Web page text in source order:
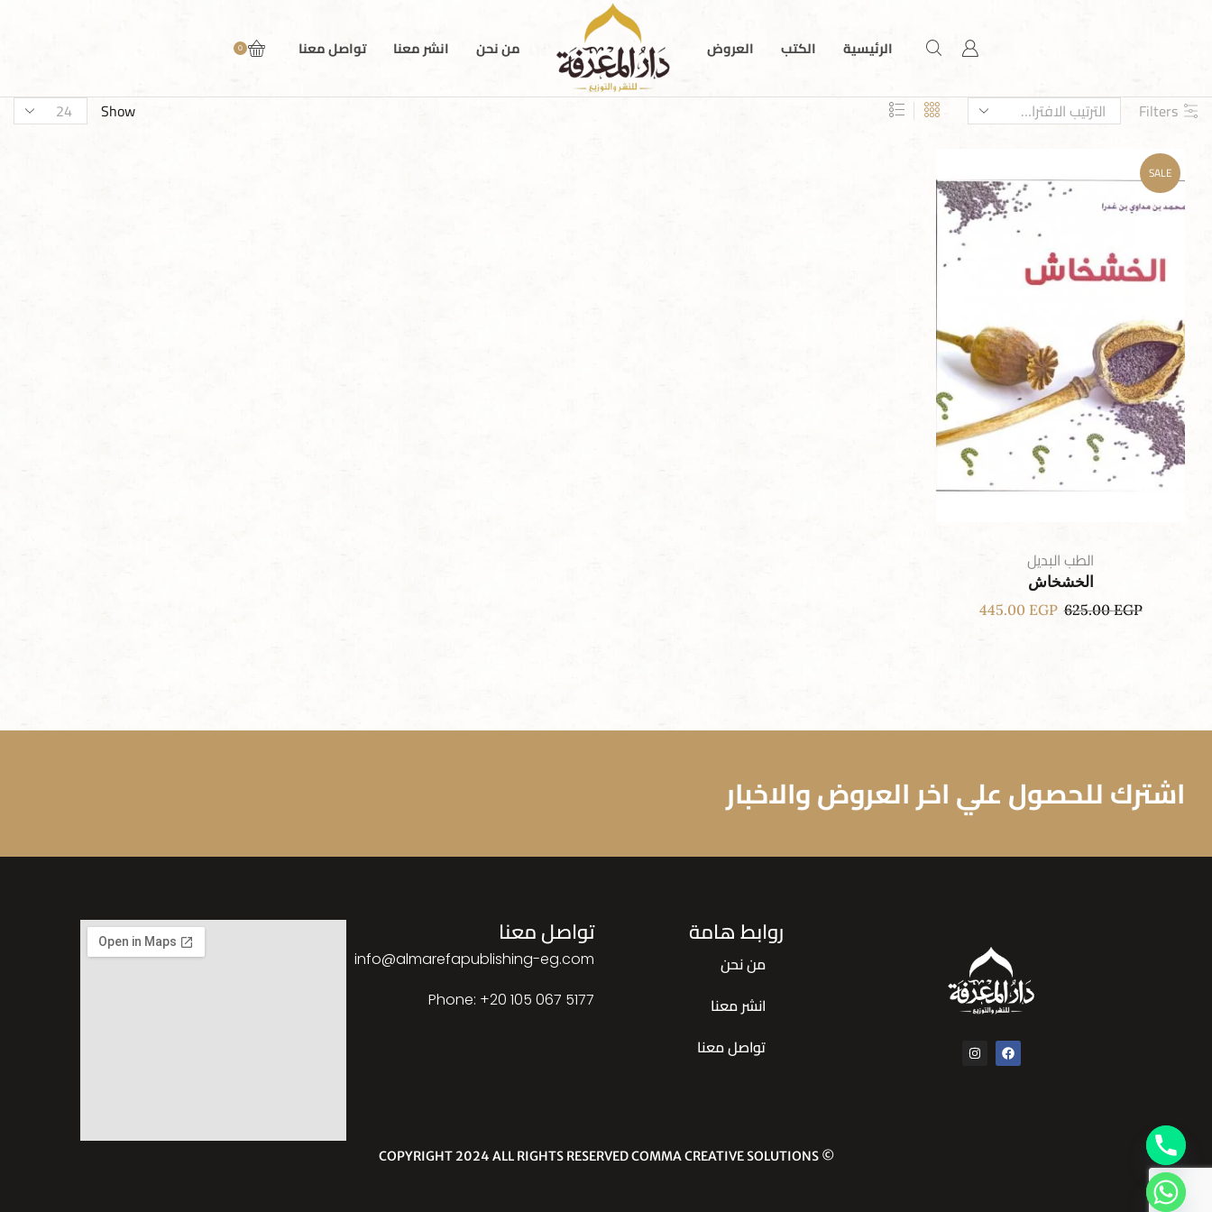
الرئيسية الكتب العروض من نحن انشر معنا تواصل معنا 0
Filters
Show
SALE
الطب البديل
الخشخاش
625.00EGP
445.00 EGP
اشترك للحصول علي اخر العروض والاخبار
روابط هامة
من نحن
انشر معنا
تواصل معنا
تواصل معنا
info@almarefapublishing-eg.com
Phone: ‎+20 105 067 5177
© COPYRIGHT 2024 ALL RIGHTS RESERVED COMMA CREATIVE SOLUTIONS